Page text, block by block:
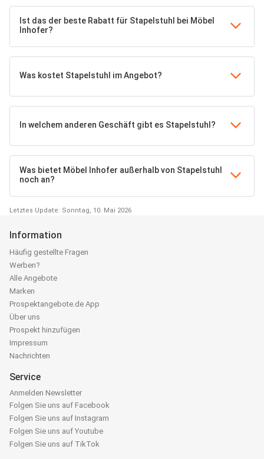
Ist das der beste Rabatt für Stapelstuhl bei Möbel
Inhofer?
Was kostet Stapelstuhl im Angebot?
In welchem anderen Geschäft gibt es Stapelstuhl?
Was bietet Möbel Inhofer außerhalb von Stapelstuhl
noch an?
Letztes Update: Sonntag, 10. Mai 2026
Information
Häufig gestellte Fragen
Werben?
Alle Angebote
Marken
Prospektangebote.de App
Über uns
Prospekt hinzufügen
Impressum
Nachrichten
Service
Anmelden Newsletter
Folgen Sie uns auf Facebook
Folgen Sie uns auf Instagram
Folgen Sie uns auf Youtube
Folgen Sie uns auf TikTok